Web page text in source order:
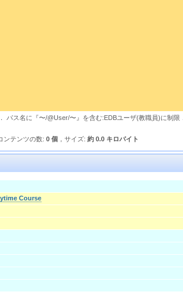
ス名に『〜/@User/〜』を含む:EDBユーザ(教職員)に制
ンテンツの数:0 個 ，サイズ:約 0.0 キロバイト
Course